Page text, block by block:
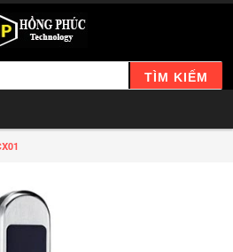
TÌM KIẾM